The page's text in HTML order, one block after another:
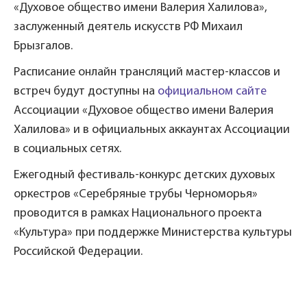
«Духовое общество имени Валерия Халилова»,
заслуженный деятель искусств РФ Михаил
Брызгалов.
Расписание онлайн трансляций мастер-классов и
встреч будут доступны на официальном сайте
Ассоциации «Духовое общество имени Валерия
Халилова» и в официальных аккаунтах Ассоциации
в социальных сетях.
Ежегодный фестиваль-конкурс детских духовых
оркестров «Серебряные трубы Черноморья»
проводится в рамках Национального проекта
«Культура» при поддержке Министерства культуры
Российской Федерации.